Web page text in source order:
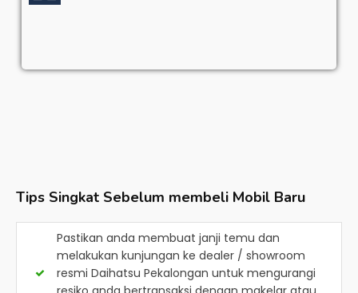
Tips Singkat Sebelum membeli Mobil Baru
Pastikan anda membuat janji temu dan
melakukan kunjungan ke dealer / showroom
resmi Daihatsu Pekalongan untuk mengurangi